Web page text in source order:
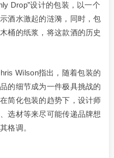
Drop”设计的包装，以一个
酒水激起的涟漪，同时，包
桶的纸浆，将这款酒的历史
Wilson指出，随着包装的
的细节成为一件极具挑战的
简化包装的趋势下，设计师
选材等来尽可能传递品牌想
格调。